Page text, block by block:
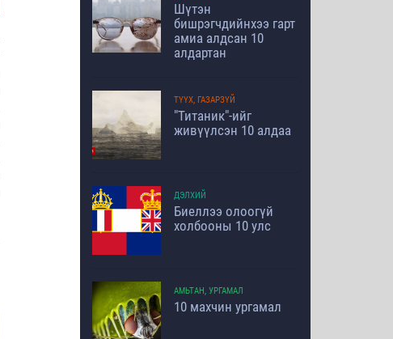
Шүтэн
бишрэгчдийнхээ гарт
амиа алдсан 10
алдартан
ТҮҮХ, ГАЗАРЗҮЙ
"Титаник"-ийг
живүүлсэн 10 алдаа
ДЭЛХИЙ
Биеллээ олоогүй
холбооны 10 улс
АМЬТАН, УРГАМАЛ
10 махчин ургамал